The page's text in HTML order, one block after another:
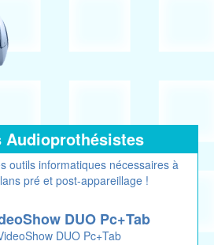
Audioprothésistes
outils informatiques nécessaires à
pré et post-appareillage !
DUO Pc+Tab
DUO Pc+Tab